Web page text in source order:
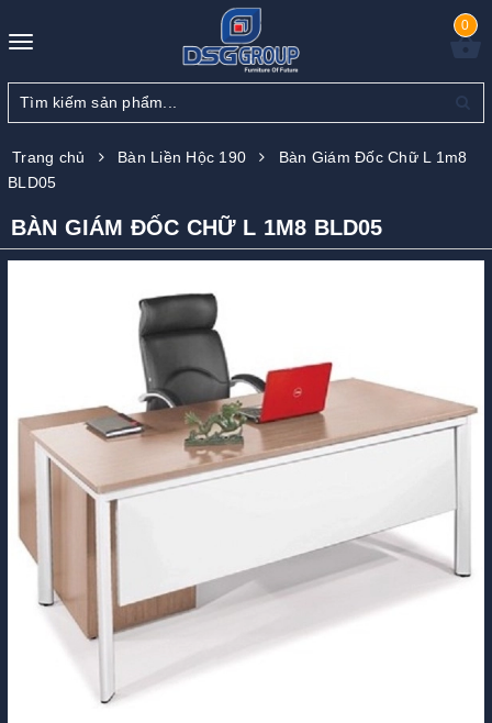
Toggle
0
Trang chủ Bàn Liền Hộc 190
Bàn Giám Đốc Chữ L 1m8
BLD05
BÀN GIÁM ĐỐC CHỮ L 1M8 BLD05